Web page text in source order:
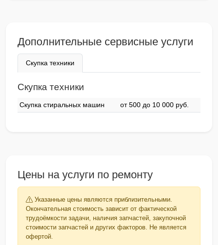
Дополнительные сервисные услуги
Скупка техники
Скупка техники
Скупка стиральных машин от 500 до 10 000 pyб.
Цены на услуги по ремонту
Указанные цены являются приблизительными.
Окончательная стоимость зависит от фактической
трудоёмкости задачи, наличия запчастей, закупочной
стоимости запчастей и других факторов. Не является
офертой.